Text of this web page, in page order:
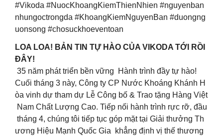
#Vikoda #NuocKhoangKiemThienNhien #nguyenban
nhungoctrongda #KhoangKiemNguyenBan #duongng
uonsong #chosuckhoeventoan
LOA LOA! BẢN TIN TỰ HÀO CỦA VIKODA TỚI RỒI
ĐÂY!
35 năm phát triển bền vững Hành trình đầy tự hào!
Cuối tháng 3 này, Công ty CP Nước Khoáng Khánh H
òa vinh dự tham dự Lễ Công bố & Trao tặng Hàng Việt
Nam Chất Lượng Cao. Tiếp nối hành trình rực rỡ, đầu
tháng 4, chúng tôi tiếp tục góp mặt tại Giải thưởng Th
ương Hiệu Mạnh Quốc Gia khẳng định vị thế thương